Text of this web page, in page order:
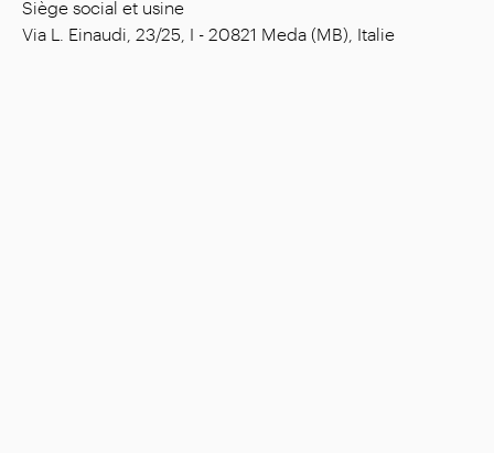
Siège social et usine
Via L. Einaudi, 23/25, I - 20821 Meda (MB), Italie